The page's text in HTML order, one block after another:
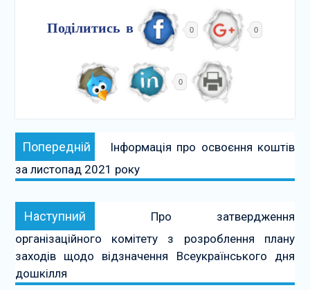
Поділитись в 0 0
0
Навігація
записів
Попередній Попередній:
Інформація про освоєння коштів
за листопад 2021 року
Наступний Наступний:
Про затвердження
організаційного комітету з розроблення плану
заходів щодо відзначення Всеукраїнського дня
дошкілля